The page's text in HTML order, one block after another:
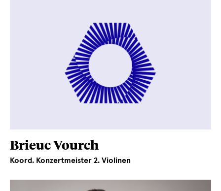
Brieuc Vourch
Koord. Konzertmeister 2. Violinen